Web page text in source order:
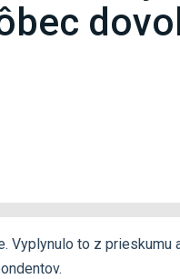
Vyplynulo to z prieskumu